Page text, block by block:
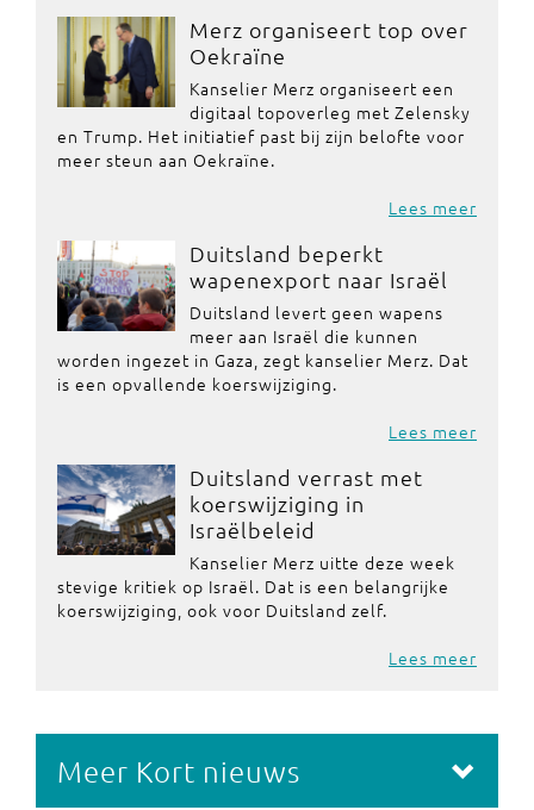
Merz organiseert top over
Oekraïne
Kanselier Merz organiseert een
digitaal topoverleg met Zelensky
en Trump. Het initiatief past bij zijn belofte voor
meer steun aan Oekraïne.
Lees meer
Duitsland beperkt
wapenexport naar Israël
Duitsland levert geen wapens
meer aan Israël die kunnen
worden ingezet in Gaza, zegt kanselier Merz. Dat
is een opvallende koerswijziging.
Lees meer
Duitsland verrast met
koerswijziging in
Israëlbeleid
Kanselier Merz uitte deze week
stevige kritiek op Israël. Dat is een belangrijke
koerswijziging, ook voor Duitsland zelf.
Lees meer
Meer Kort nieuws